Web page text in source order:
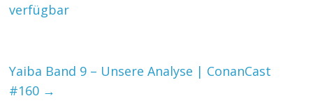
verfügbar
Yaiba Band 9 – Unsere Analyse | ConanCast
#160 →